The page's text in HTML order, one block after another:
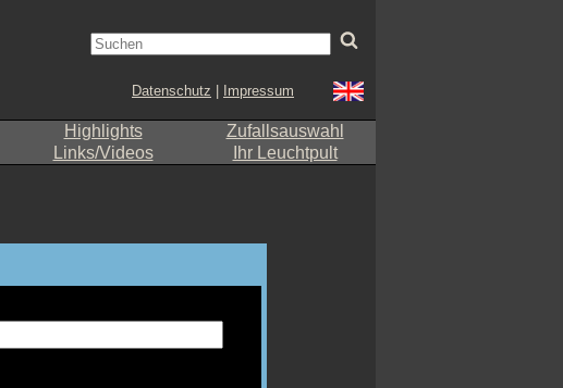
Datenschutz Impressum
Highlights
Zufallsauswahl
Links/Videos Ihr Leuchtpult